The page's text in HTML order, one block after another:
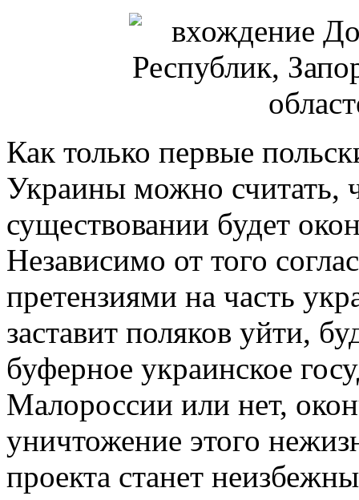
Как только первые
Украины можно считать,
существовании будет
Независимо от того
претензиями на часть
заставит поляков уйти,
буферное украинское
Малороссии или нет,
уничтожение этого
проекта станет